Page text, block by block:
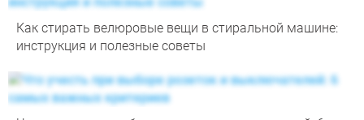
Как стирать велюровые вещи в стиральной машине:
инструкция и полезные советы